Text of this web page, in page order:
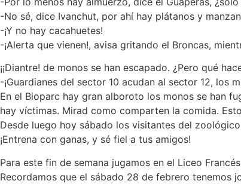
-No sé, dice Ivanchut, por ahí hay plátanos y
-¡Y no hay cacahuetes!
-¡Alerta que vienen!, avisa gritando el Broncas,
¡¡Diantre! de monos se han escapado. ¿Pero qué
-¡Guardianes del sector 10 acudan al sector 12, los
En el Bioparc hay gran alboroto los monos se han
hay víctimas. Mirad como comparten la comida.
Desde luego hoy sábado los visitantes del
¡Entrena con ganas, y sé fiel a tus amigos!
Para este fin de semana jugamos en el Liceo
Recordamos que el sábado 28 de febrero tenemos